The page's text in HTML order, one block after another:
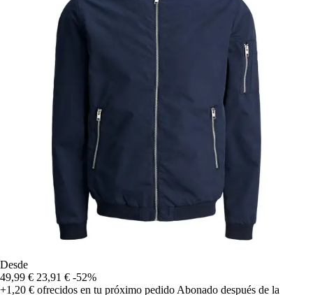
Desde
49,99 € 23,91 € -52%
+1,20 € ofrecidos en tu próximo pedido Abonado después de la